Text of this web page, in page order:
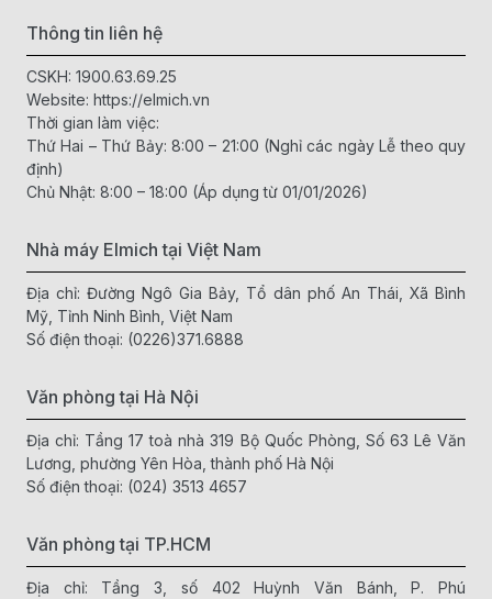
Thông tin liên hệ
CSKH: 1900.63.69.25
Website: https://elmich.vn
Thời gian làm việc:
Thứ Hai – Thứ Bảy: 8:00 – 21:00 (Nghỉ các ngày Lễ theo quy
định)
Chủ Nhật: 8:00 – 18:00 (Áp dụng từ 01/01/2026)
Nhà máy Elmich tại Việt Nam
Địa chỉ: Đường Ngô Gia Bảy, Tổ dân phố An Thái, Xã Bình
Mỹ, Tỉnh Ninh Bình, Việt Nam
Số điện thoại: (0226)371.6888
Văn phòng tại Hà Nội
Địa chỉ: Tầng 17 toà nhà 319 Bộ Quốc Phòng, Số 63 Lê Văn
Lương, phường Yên Hòa, thành phố Hà Nội
Số điện thoại: (024) 3513 4657
Văn phòng tại TP.HCM
Địa chỉ: Tầng 3, số 402 Huỳnh Văn Bánh, P. Phú